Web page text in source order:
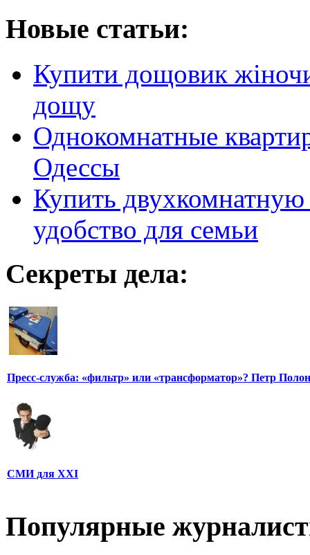
Новые статьи:
Купити дощовик
дощу
Однокомнатные
Одессы
Купить
удобство для семьи
Секреты дела:
Пресс-служба: «фильтр» или «трансформатор»? Петр
СМИ для XXI
Популярные